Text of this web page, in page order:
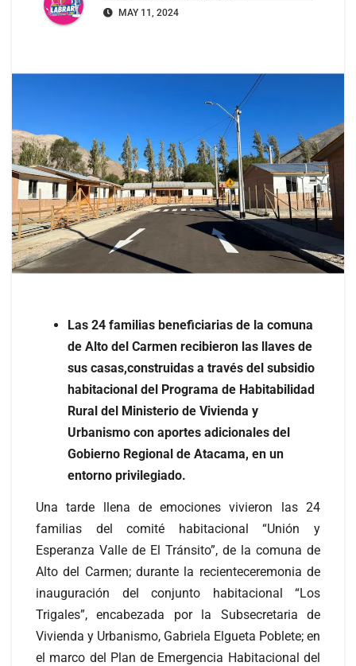
MAY 11, 2024
Las 24 familias beneficiarias de la comuna
de Alto del Carmen recibieron las llaves de
sus casas,construidas a través del subsidio
habitacional del Programa de Habitabilidad
Rural del Ministerio de Vivienda y
Urbanismo con aportes adicionales del
Gobierno Regional de Atacama, en un
entorno privilegiado.
Una tarde llena de emociones vivieron las 24
familias del comité habitacional “Unión y
Esperanza Valle de El Tránsito”, de la comuna de
Alto del Carmen; durante la recienteceremonia de
inauguración del conjunto habitacional “Los
Trigales”, encabezada por la Subsecretaria de
Vivienda y Urbanismo, Gabriela Elgueta Poblete; en
el marco del Plan de Emergencia Habitacional del